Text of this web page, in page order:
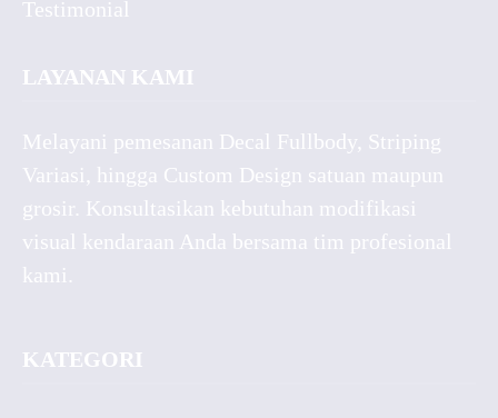
Testimonial
LAYANAN KAMI
Melayani pemesanan Decal Fullbody, Striping
Variasi, hingga Custom Design satuan maupun
grosir. Konsultasikan kebutuhan modifikasi
visual kendaraan Anda bersama tim profesional
kami.
KATEGORI